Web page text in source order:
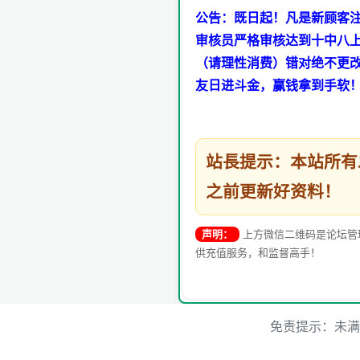
公告：既日起！凡是新顾客
审核员严格审核达到十中八
（请理性消费）错对绝不
友日进斗金，赢钱拿到手软
站長提示：本站所
之前更新好资料！
声明：
上方微信二维码是论坛
供充值服务，和监督高手！
免责提示：未